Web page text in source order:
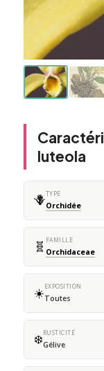
luteola
🪻TYPE
Orchidée
🧬 FAMILLE
Orchidaceae
☀️EXPOSITION
Toutes
❄️RUSTICITÉ
Gélive